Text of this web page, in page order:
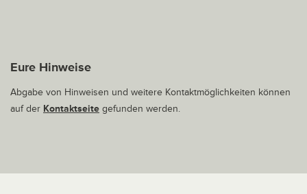
Eure Hinweise
Abgabe von Hinweisen und weitere Kontaktmöglichkeiten können
auf der Kontaktseite gefunden werden.